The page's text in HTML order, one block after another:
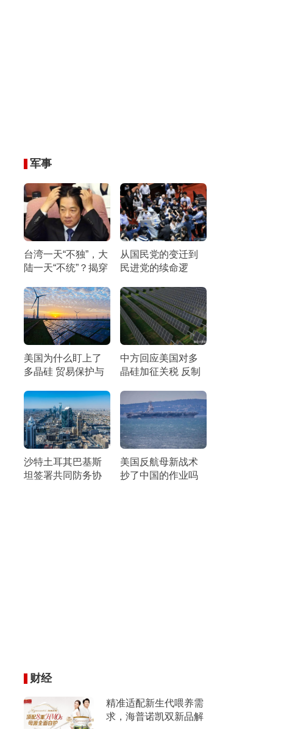
军事
台湾一天“不独”，大
陆一天“不统”？揭穿
算
从国民党的变迁到
民进党的续命逻
台湾”叙事被揭穿
美国为什么盯上了
多晶硅 贸易保护与
中方回应美国对多
晶硅加征关税 反制
沙特土耳其巴基斯
坦签署共同防务协
美国反航母新战术
抄了中国的作业吗
财经
精准适配新生代喂养需
求，海普诺凯双新品解